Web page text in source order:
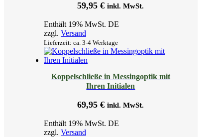
59,95€ inkl. MwSt.
Enthält 19% MwSt. DE
zzgl. Versand
Lieferzeit: ca. 3-4 Werktage
Koppelschließe in Messingoptik mit
Ihren Initialen
69,95€ inkl. MwSt.
Enthält 19% MwSt. DE
zzgl. Versand